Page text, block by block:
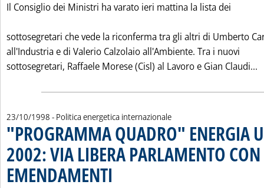
Il Consiglio dei Ministri ha varato ieri mattina la lista dei
sottosegretari che vede la riconferma tra gli altri di Umberto
all'Industria e di Valerio Calzolaio all'Ambiente. Tra i nuovi
sottosegretari, Raffaele Morese (Cisl) al Lavoro e Gian Claudi...
23/10/1998 - Politica energetica internazionale
"PROGRAMMA QUADRO" ENERGIA
2002: VIA LIBERA PARLAMENTO CON
EMENDAMENTI